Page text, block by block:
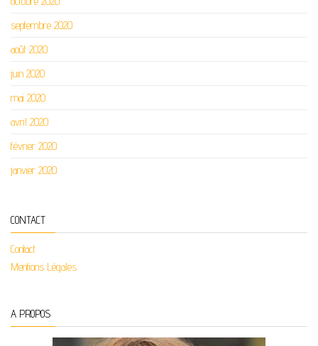
septembre 2020
août 2020
juin 2020
mai 2020
avril 2020
février 2020
janvier 2020
CONTACT
Contact
Mentions Légales
A PROPOS